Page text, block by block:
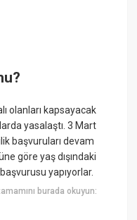
olanları kapsayacak
yasalaştı. 3 Mart
başvuruları devam
göre yaş dışındaki
yapıyorlar.
burada okuyun: